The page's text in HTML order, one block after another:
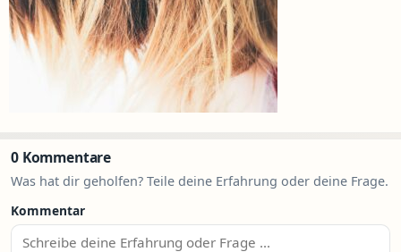
0 Kommentare
Was hat dir geholfen? Teile deine Erfahrung oder deine Frage.
Kommentar